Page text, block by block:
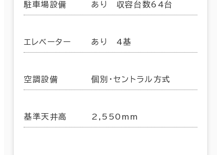
駐車場設備 あり 収容台数64台
エレベーター あり 4基
空調設備 個別・セントラル方式
基準天井高 2,550mm